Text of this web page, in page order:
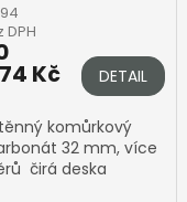
DPH
Kč DETAIL
komůrkový
32 mm, více
čirá deska